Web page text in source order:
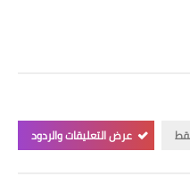
عرض التعليقات والردود